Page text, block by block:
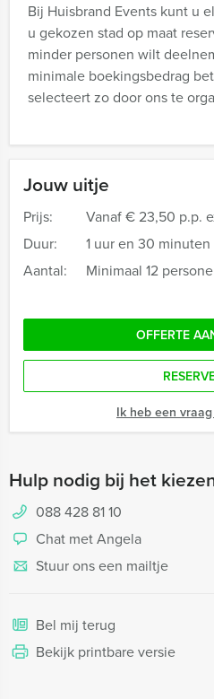
Jouw uitje
Prijs: Vanaf€ 23,50 p.p.
Duur:
1 uur en 30 minuten
Aantal:
Minimaal 12
OFFERTE
Ik heb een
Hulp nodig bij het
088 428 81 10
Chat met Angela
Stuur ons een mailtje
Bel mij terug
Bekijk printbare versie
Bij Huisbrand Events kunt u
u gekozen stad op maat
minder personen wilt
minimale boekingsbedrag
selecteert zo door ons te